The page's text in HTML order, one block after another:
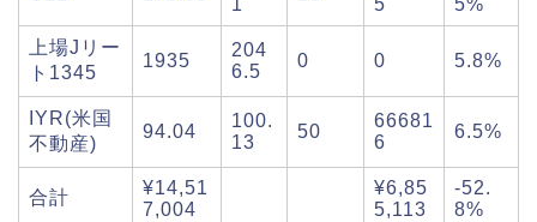
上場Jリー
ト1345
1935
204
6.5
0 0 5.8%
IYR(米国
不動産)
94.04
100.
13
50
66681
6
6.5%
合計
¥14,51
7,004
¥6,85
5,113
-52.
8%